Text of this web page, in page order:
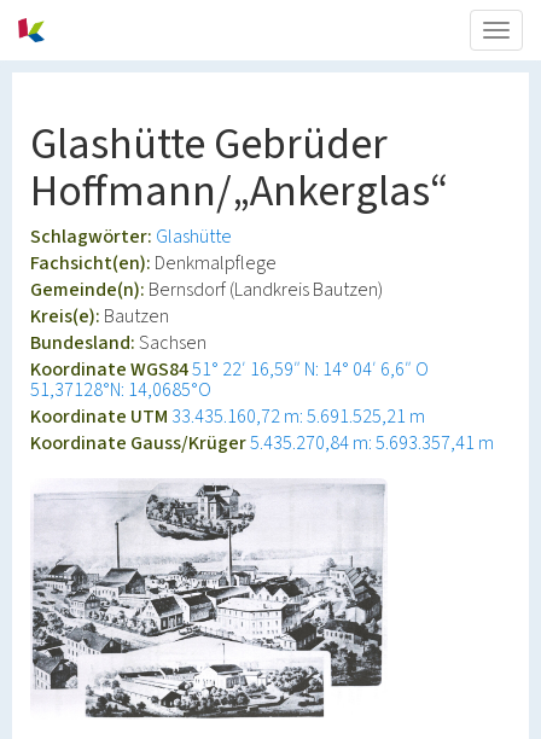
Glashütte Gebrüder
Hoffmann/„Ankerglas“
Schlagwörter: Glashütte
Fachsicht(en): Denkmalpflege
Gemeinde(n): Bernsdorf (Landkreis Bautzen)
Kreis(e): Bautzen
Bundesland:Sachsen
Koordinate WGS8451° 22′ 16,59″ N: 14° 04′ 6,6″ O
51,37128°N: 14,0685°O
Koordinate UTM 33.435.160,72 m: 5.691.525,21 m
Koordinate Gauss/Krüger5.435.270,84 m: 5.693.357,41 m